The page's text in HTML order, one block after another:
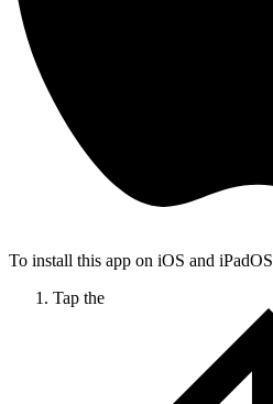
To install this app on iOS and iPadOS
Tap the